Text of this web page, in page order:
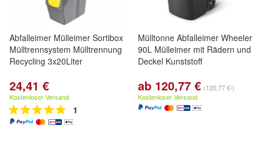
Abfalleimer Mülleimer Sortibox
Mülltrennsystem Mülltrennung
Recycling 3x20Liter
24,41 €
Kostenloser Versand
1
Mülltonne Abfalleimer Wheeler
90L Mülleimer mit Rädern und
Deckel Kunststoff
ab 120,77 € (120,77 €/)
Kostenloser Versand